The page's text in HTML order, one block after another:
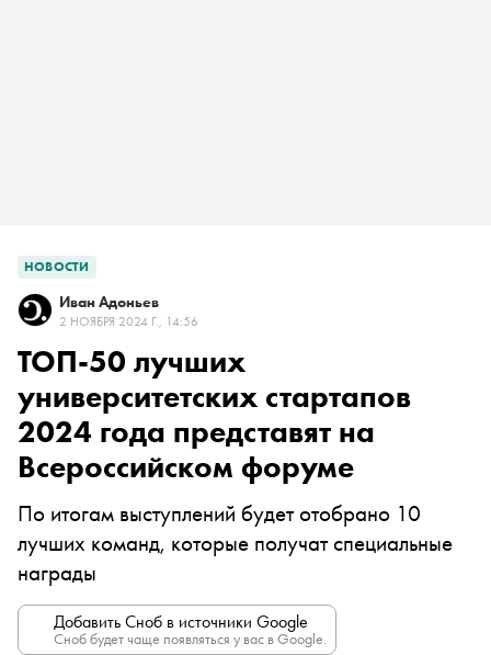
НОВОСТИ
Иван Адоньев
2 НОЯБРЯ 2024 Г., 14:56
ТОП-50 лучших
университетских стартапов
2024 года представят на
Всероссийском форуме
По итогам выступлений будет отобрано 10
лучших команд, которые получат специальные
награды
Добавить Сноб в источники Google
Сноб будет чаще появляться у вас в Google.